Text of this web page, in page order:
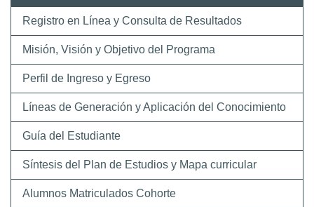
Registro en Línea y Consulta de Resultados
Misión, Visión y Objetivo del Programa
Perfil de Ingreso y Egreso
Líneas de Generación y Aplicación del Conocimiento
Guía del Estudiante
Síntesis del Plan de Estudios y Mapa curricular
Alumnos Matriculados Cohorte